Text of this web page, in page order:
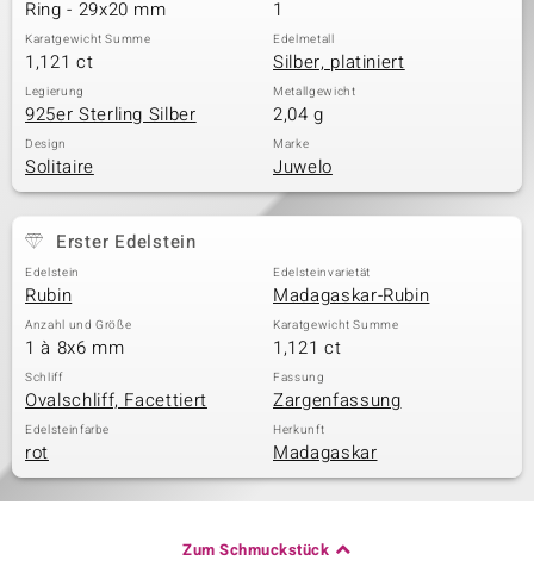
Ring - 29x20 mm 1
Karatgewicht Summe
1,121 ct
Edelmetall
Silber, platiniert
Legierung
925er Sterling Silber
Metallgewicht
2,04 g
Design
Solitaire
Marke
Juwelo
Erster Edelstein
Edelstein
Rubin
Edelsteinvarietät
Madagaskar-Rubin
Anzahl und Größe
1 à 8x6 mm
Karatgewicht Summe
1,121 ct
Schliff
Ovalschliff, Facettiert
Fassung
Zargenfassung
Edelsteinfarbe
rot
Herkunft
Madagaskar
Zum Schmuckstück